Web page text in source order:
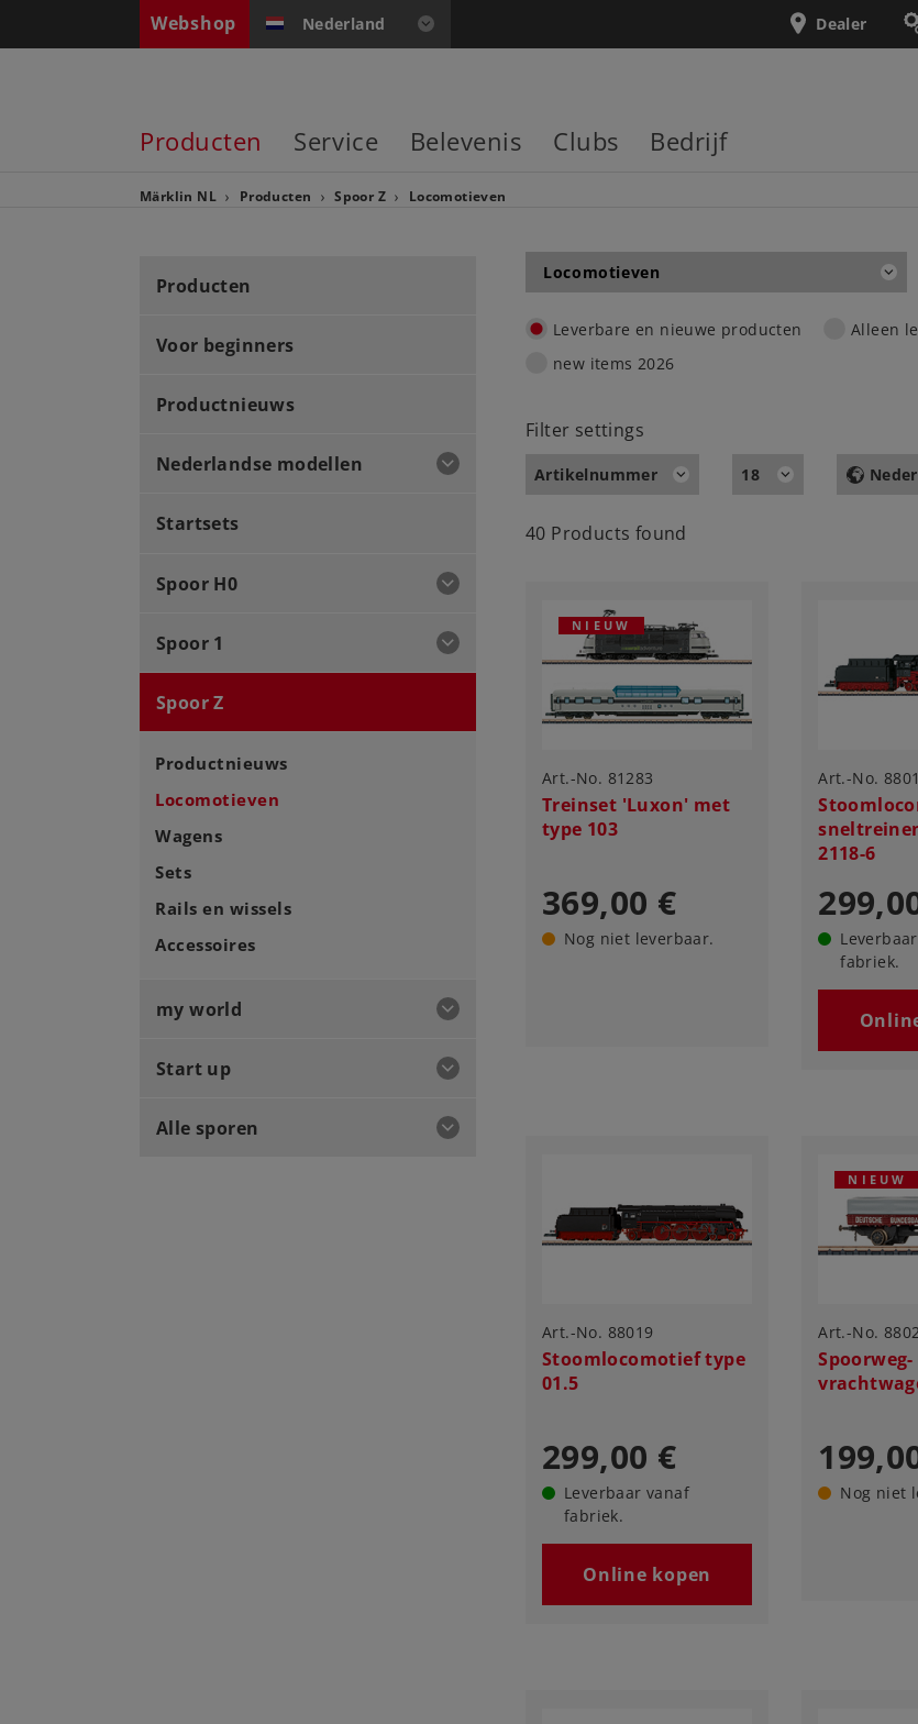
Webshop Nederland Dealer
Producten Service Belevenis Clubs Bedrijf
Märklin NL Producten Spoor Z Locomotieven
Producten
Voor beginners
Productnieuws
Nederlandse modellen
Startsets
Spoor H0
Spoor 1
Spoor Z
Productnieuws
Locomotieven
Wagens
Sets
Rails en wissels
Accessoires
my world
Start up
Alle sporen
Locomotieven
Leverbare en nieuwe producten Alleen
new items 2026
Filter settings
Artikelnummer 18
40 Products found
NIEUW
Art.-No. 81283
Treinset 'Luxon' met
type 103
369,00 €
Nog niet leverbaar.
Art.-No.
2118-6
fabriek.
Art.-No. 88019
Stoomlocomotief type
01.5
299,00 €
Leverbaar vanaf
fabriek.
Online kopen
NIEUW
Art.-No.
Spoorweg-
Nog niet